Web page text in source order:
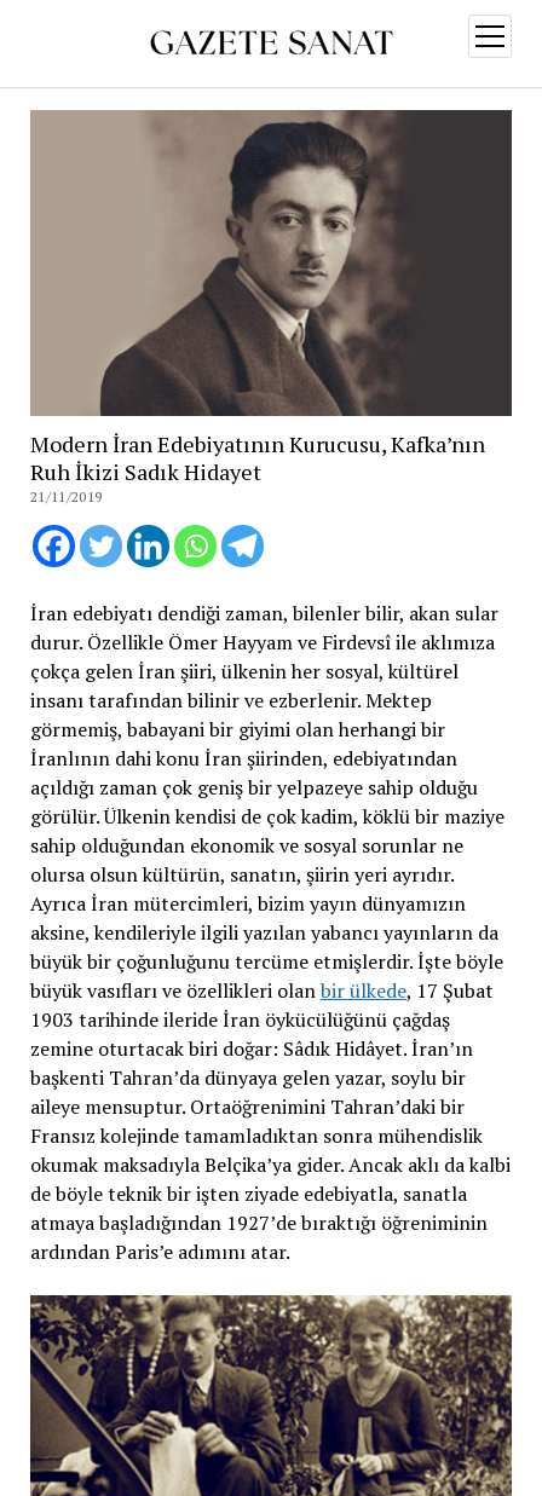
aç
Modern İran Edebiyatının Kurucusu, Kafka’nın
Ruh İkizi Sadık Hidayet
21/11/2019
İran edebiyatı dendiği zaman, bilenler bilir, akan sular
durur. Özellikle Ömer Hayyam ve Firdevsî ile aklımıza
çokça gelen İran şiiri, ülkenin her sosyal, kültürel
insanı tarafından bilinir ve ezberlenir. Mektep
görmemiş, babayani bir giyimi olan herhangi bir
İranlının dahi konu İran şiirinden, edebiyatından
açıldığı zaman çok geniş bir yelpazeye sahip olduğu
görülür. Ülkenin kendisi de çok kadim, köklü bir maziye
sahip olduğundan ekonomik ve sosyal sorunlar ne
olursa olsun kültürün, sanatın, şiirin yeri ayrıdır.
Ayrıca İran mütercimleri, bizim yayın dünyamızın
aksine, kendileriyle ilgili yazılan yabancı yayınların da
büyük bir çoğunluğunu tercüme etmişlerdir. İşte böyle
büyük vasıfları ve özellikleri olanbir ülkede, 17 Şubat
1903 tarihinde ileride İran öykücülüğünü çağdaş
zemine oturtacak biri doğar: Sâdık Hidâyet. İran’ın
başkenti Tahran’da dünyaya gelen yazar, soylu bir
aileye mensuptur. Ortaöğrenimini Tahran’daki bir
Fransız kolejinde tamamladıktan sonra mühendislik
okumak maksadıyla Belçika’ya gider. Ancak aklı da kalbi
de böyle teknik bir işten ziyade edebiyatla, sanatla
atmaya başladığından 1927’de bıraktığı öğreniminin
ardından Paris’e adımını atar.